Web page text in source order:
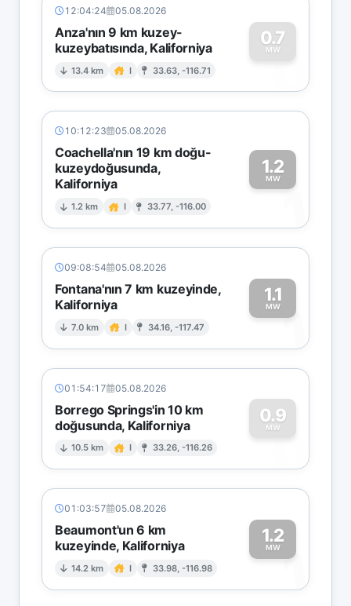
12:04:24 05.08.2026
Anza'nın 9 km kuzey-
kuzeybatısında, Kaliforniya
13.4 km I 33.63, -116.71
0.7
MW
0
10:12:23 05.08.2026
Coachella'nın 19 km doğu-
kuzeydoğusunda,
Kaliforniya
1.2 km I 33.77, -116.00
1.2
MW
1
09:08:54 05.08.2026
Fontana'nın 7 km kuzeyinde,
Kaliforniya
7.0 km I 34.16, -117.47
1.1
MW1
01:54:17 05.08.2026
Borrego Springs'in 10 km
doğusunda, Kaliforniya
10.5 km I 33.26, -116.26
0.9
MW
0
01:03:57 05.08.2026
Beaumont'un 6 km
kuzeyinde, Kaliforniya
14.2 km I 33.98, -116.98
1.2
MW1